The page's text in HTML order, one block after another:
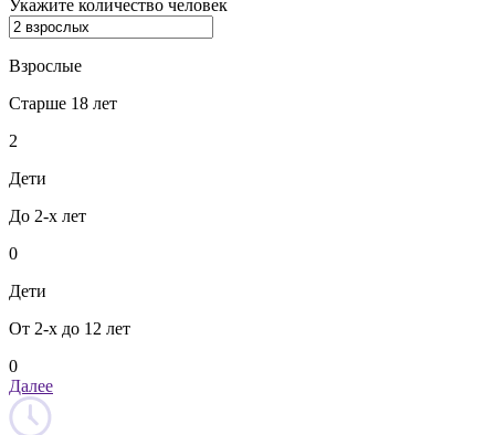
Укажите количество человек
Взрослые
Старше 18 лет
2
Дети
До 2-х лет
0
Дети
От 2-х до 12 лет
0
Далее